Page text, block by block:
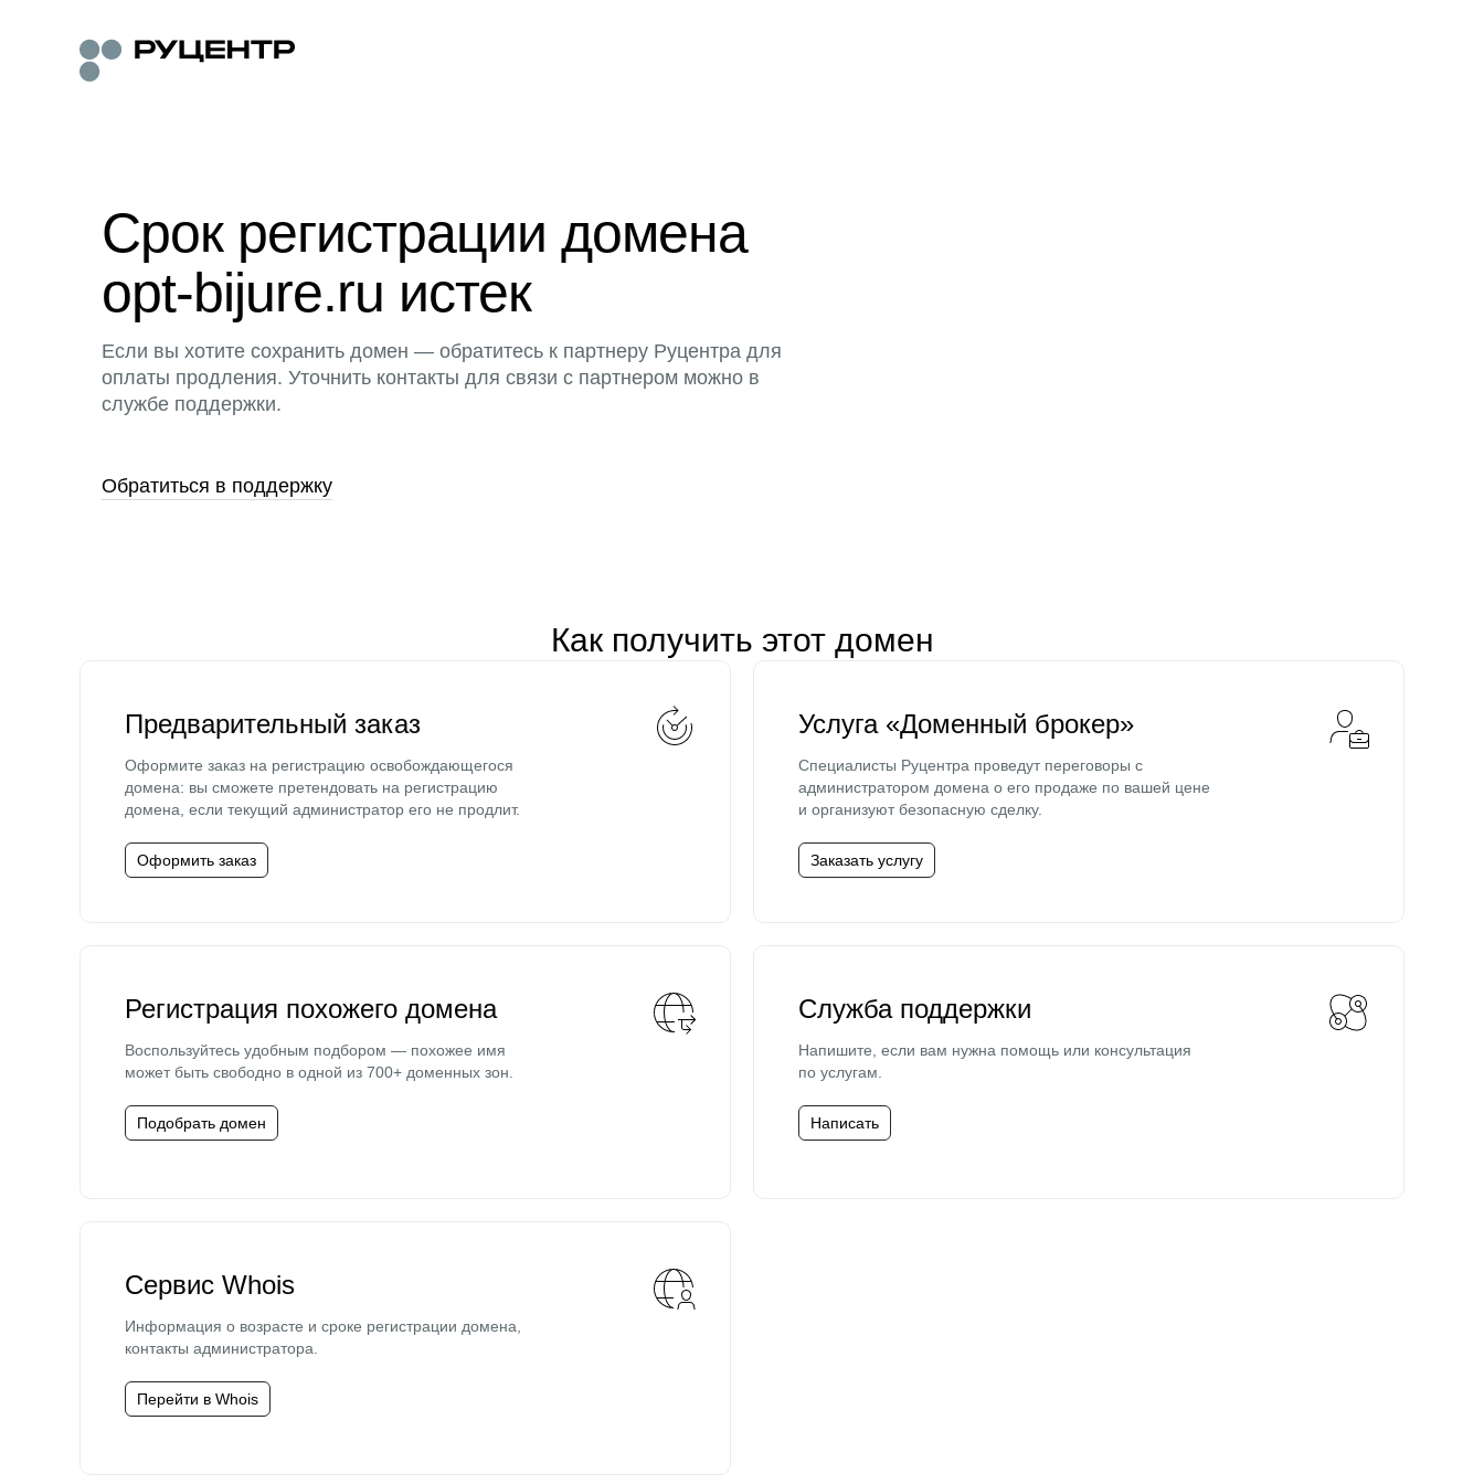
Срок регистрации домена
opt-bijure.ru истек
Если вы хотите сохранить домен — обратитесь к партнеру Руцентра для
оплаты продления. Уточнить контакты для связи с партнером можно в
службе поддержки.
Обратиться в поддержку
Как получить этот домен
Предварительный заказ
Оформите заказ на регистрацию освобождающегося
домена: вы сможете претендовать на регистрацию
домена, если текущий администратор его не продлит.
Оформить заказ
Услуга «Доменный брокер»
Специалисты Руцентра проведут переговоры с
администратором домена о его продаже по вашей цене
и организуют безопасную сделку.
Заказать услугу
Регистрация похожего домена
Воспользуйтесь удобным подбором — похожее имя
может быть свободно в одной из 700+ доменных зон.
Подобрать домен
Служба поддержки
Напишите, если вам нужна помощь или консультация
по услугам.
Написать
Сервис Whois
Информация о возрасте и сроке регистрации домена,
контакты администратора.
Перейти в Whois